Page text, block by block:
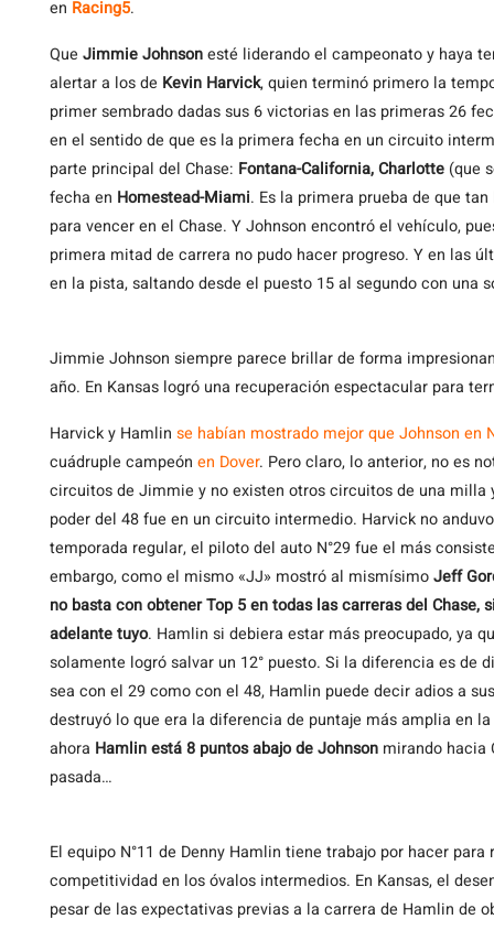
en Racing5.
Que Jimmie Johnsonesté liderando el campeonato y haya
alertar a los de Kevin Harvick, quien terminó primero la
primer sembrado dadas sus 6 victorias en las primeras 26
en el sentido de que es la primera fecha en un circuito
parte principal del Chase: Fontana-California, Charlotte (que
fecha en Homestead-Miami. Es la primera prueba de que
para vencer en el Chase. Y Johnson encontró el vehículo,
primera mitad de carrera no pudo hacer progreso. Y en las
en la pista, saltando desde el puesto 15 al segundo con una
Jimmie Johnson siempre parece brillar de forma
año. En Kansas logró una recuperación espectacular para
Harvick y Hamlin se habían mostrado mejor que Johnson en
cuádruple campeón en Dover. Pero claro, lo anterior, no es
circuitos de Jimmie y no existen otros circuitos de una milla
poder del 48 fue en un circuito intermedio. Harvick no
temporada regular, el piloto del auto N°29 fue el más
embargo, como el mismo «JJ» mostró al mismísimoJeff
no basta con obtener Top 5 en todas las carreras del
adelante tuyo. Hamlin si debiera estar más preocupado, ya
solamente logró salvar un 12° puesto. Si la diferencia es de
sea con el 29 como con el 48, Hamlin puede decir adios a
destruyó lo que era la diferencia de puntaje más amplia en
ahora Hamlin está 8 puntos abajo de Johnson mirando hacia
pasada…
El equipo N°11 de Denny Hamlin tiene trabajo por hacer para
competitividad en los óvalos intermedios. En Kansas, el
pesar de las expectativas previas a la carrera de Hamlin de